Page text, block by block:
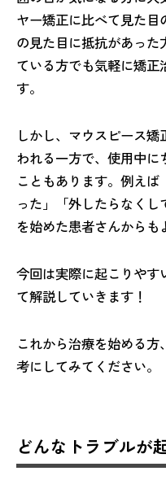
ヤー矯正に比べて見た
の見た目に抵抗があっ
ている方でも気軽に矯正
す。
しかし、マウスピース
われる一方で、使用中に
こともあります。例え
った」「外したらなく
を始めた患者さんからも
今回は実際に起こりやす
て解説していきます！
これから治療を始める
考にしてみてください。
どんなトラブルが